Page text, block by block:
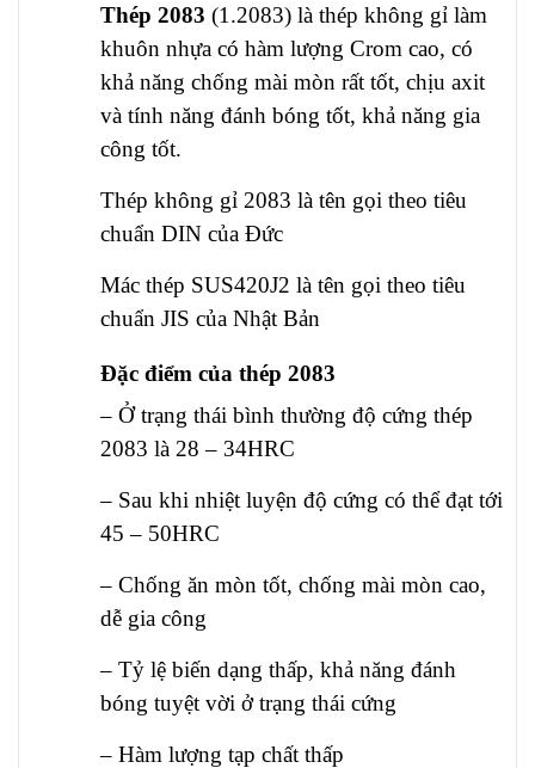
Thép 2083 (1.2083) là thép không gỉ làm
khuôn nhựa có hàm lượng Crom cao, có
khả năng chống mài mòn rất tốt, chịu axit
và tính năng đánh bóng tốt, khả năng gia
công tốt.
Thép không gỉ 2083 là tên gọi theo tiêu
chuẩn DIN của Đức
Mác thép SUS420J2 là tên gọi theo tiêu
chuẩn JIS của Nhật Bản
Đặc điểm của thép 2083
– Ở trạng thái bình thường độ cứng thép
2083 là 28 – 34HRC
– Sau khi nhiệt luyện độ cứng có thể đạt tới
45 – 50HRC
– Chống ăn mòn tốt, chống mài mòn cao,
dễ gia công
– Tỷ lệ biến dạng thấp, khả năng đánh
bóng tuyệt vời ở trạng thái cứng
– Hàm lượng tạp chất thấp